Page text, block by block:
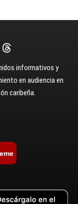
informativos y
en audiencia en
caribeña.